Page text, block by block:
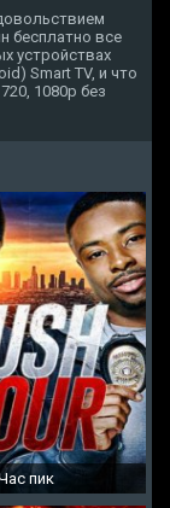
бесплатно все
устройствах
Smart TV, и что
1080p без
пик